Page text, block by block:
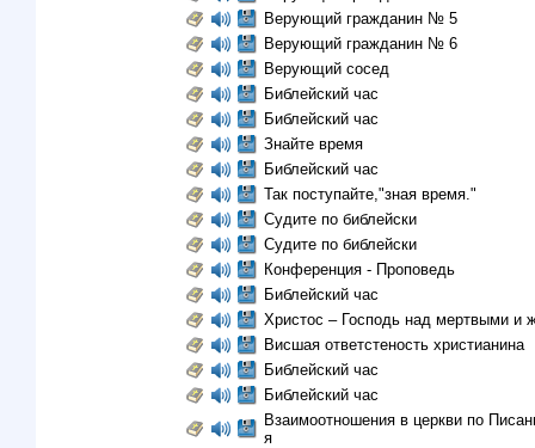
Верующий гражданин № 5
Верующий гражданин № 6
Верующий сосед
Библейский час
Библейский час
Знайте время
Библейский час
Так поступайте,"зная время."
Судите по библейски
Судите по библейски
Конференция - Проповедь
Библейский час
Христос – Господь над мертвыми и
Висшая ответстеность христианина
Библейский час
Библейский час
Взаимоотношения в церкви по
я